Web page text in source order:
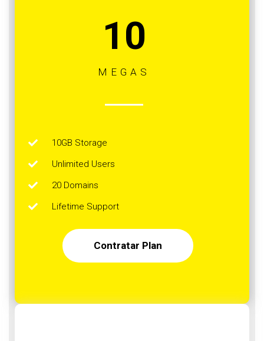
10
MEGAS
10GB Storage
Unlimited Users
20 Domains
Lifetime Support
Contratar Plan